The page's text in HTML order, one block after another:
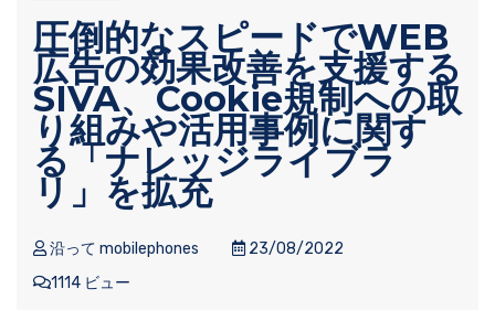
圧倒的なスピードでWEB
広告の効果改善を支援する
SIVA、Cookie規制への取
り組みや活用事例に関す
る「ナレッジライブラ
リ」を拡充
沿って mobilephones
23/08/2022
1114 ビュー